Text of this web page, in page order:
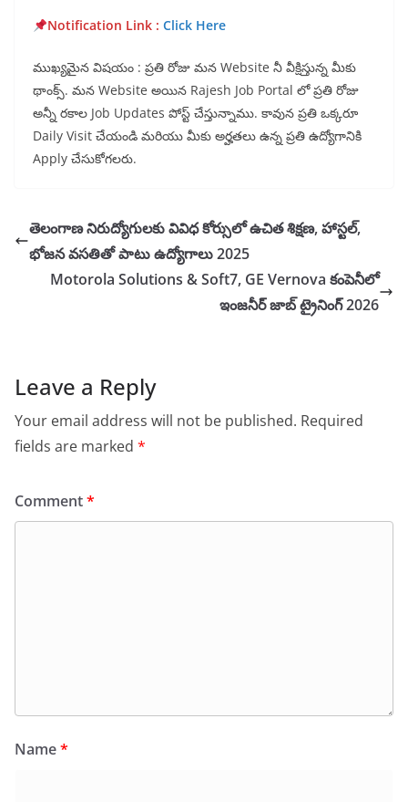
Notification Link : Click Here
ముఖ్యమైన విషయం : ప్రతి రోజు మన Website నీ వీక్షిస్తున్న మీకు
థాంక్స్. మన Website అయిన Rajesh Job Portal లో ప్రతి రోజు
అన్నీ రకాల Job Updates పోస్ట్ చేస్తున్నాము. కావున ప్రతి ఒక్కరూ
Daily Visit చేయండి మరియు మీకు అర్హతలు ఉన్న ప్రతి ఉద్యోగానికి
Apply చేసుకోగలరు.
తెలంగాణ నిరుద్యోగులకు వివిధ కోర్సులో ఉచిత శిక్షణ, హాస్టల్,
భోజన వసతితో పాటు ఉద్యోగాలు 2025
Motorola Solutions & Soft7, GE Vernova కంపెనీలో
ఇంజనీర్ జాబ్ ట్రైనింగ్ 2026
Leave a Reply
Your email address will not be published. Required
fields are marked *
Comment*
Name*